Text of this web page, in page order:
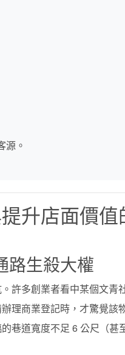
源。
升店面價值
路生殺大權
許多創業者看中某個文青
理商業登記時，才驚覺該
巷道寬度不足 6 公尺（甚